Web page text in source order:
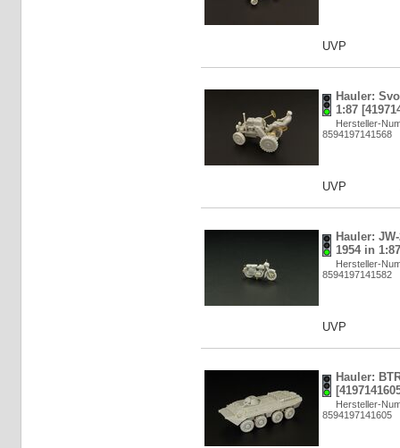
UVP
Hauler:
1:87
Hersteller-
8594197141568
UVP
Hauler:
1954 in
Hersteller-
8594197141582
UVP
Hauler:
Hersteller-
8594197141605